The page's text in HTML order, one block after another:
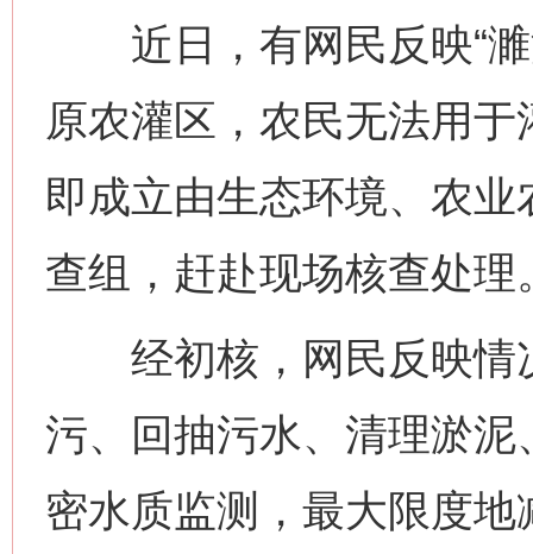
近日，有网民反映“濉
原农灌区，农民无法用
即成立由生态环境、农
查组，赶赴现场核查处理
经初核，网民反映情
污、回抽污水、清理淤
密水质监测，最大限度